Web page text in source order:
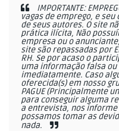
IMPORTANTE:
vagas de emprego, e
de seus autores. O site
prática ilícita, Não
empresa ou o
site são repassadas por
RH. Se por acaso o
uma informação falsa
imediatamente. Caso
oferecida(s) em nosso
PAGUE (Principalmente
para conseguir alguma
a entrevista, nos
possamos tomar as
nada.